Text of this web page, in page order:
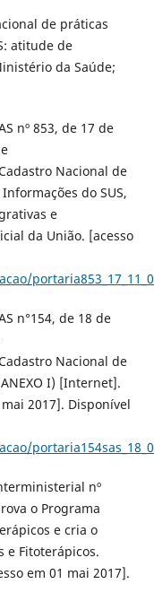
de práticas
atitude de
da Saúde;
nº 853, de 17 de
Nacional de
do SUS,
e
da União. [acesso
n°154, de 18 de
Nacional de
I) [Internet].
2017]. Disponível
nº
o Programa
e cria o
e Fitoterápicos.
em 01 mai 2017].